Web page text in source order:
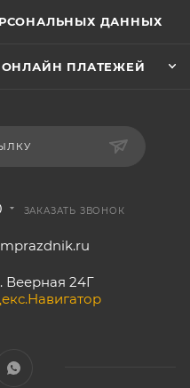
ДАННЫХ
ОНЛАЙН ПЛАТЕЖЕЙ
ЗАКАЗАТЬ ЗВОНОК
Веерная 24Г